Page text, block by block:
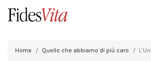
Home Quello che abbiamo di più caro